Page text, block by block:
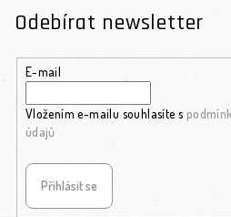
Odebírat newsletter
E-mail
Vložením e-mailu souhlasíte s
údajů
Přihlásit se